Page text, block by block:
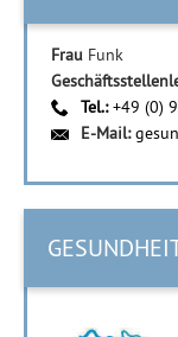
Frau Funk
Tel.:+49 (0)
E-Mail: